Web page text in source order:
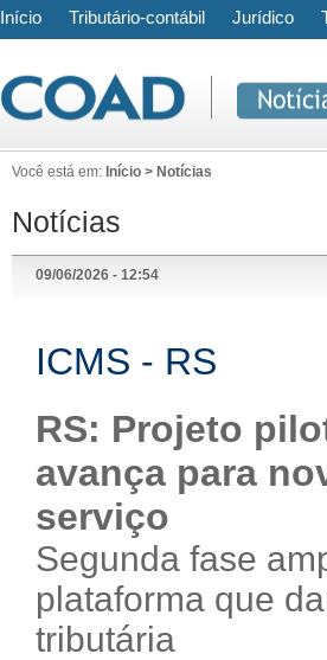
Início Tributário-contábil Jurídico
Você está em: Início > Notícias
Notícias
09/06/2026 - 12:54
ICMS - RS
RS: Projeto
avança para
serviço
Segunda fase
plataforma que
tributária